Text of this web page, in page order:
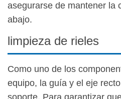
asegurarse de mantener la
abajo.
limpieza de rieles
Como uno de los
equipo, la guía y el eje
soporte. Para garantizar